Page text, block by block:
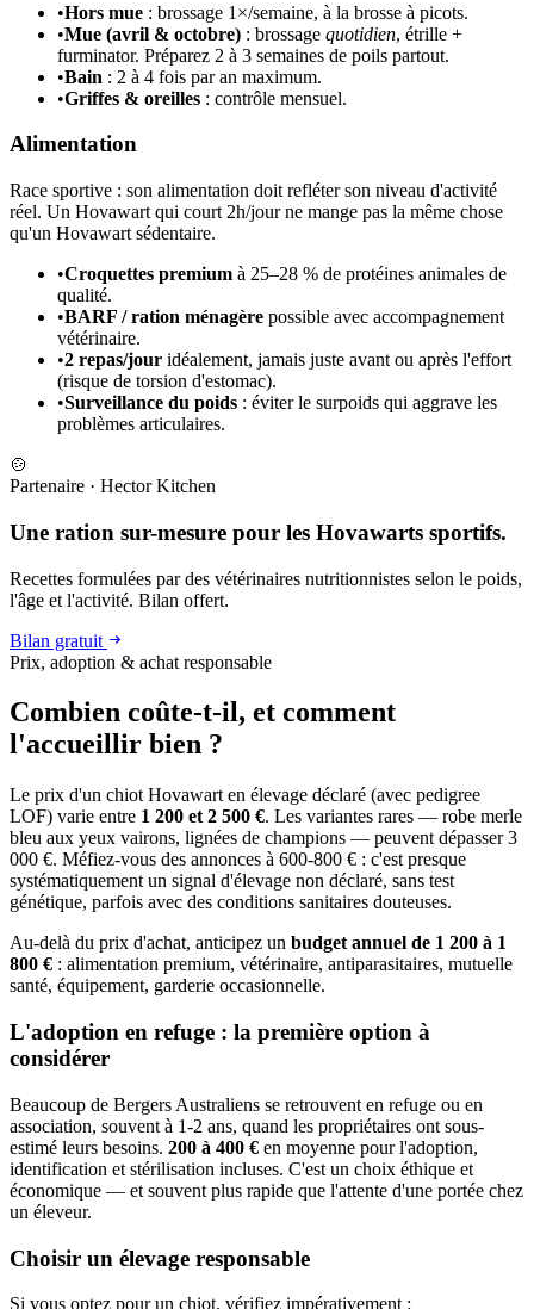
•Hors mue : brossage 1×/semaine, à la brosse à picots.
•Mue (avril & octobre) : brossage quotidien, étrille +
furminator. Préparez 2 à 3 semaines de poils partout.
•Bain : 2 à 4 fois par an maximum.
•Griffes & oreilles : contrôle mensuel.
Alimentation
Race sportive : son alimentation doit refléter son niveau d'activité
réel. Un Hovawart qui court 2h/jour ne mange pas la même chose
qu'un Hovawart sédentaire.
•Croquettes premium à 25–28 % de protéines animales de
qualité.
•BARF / ration ménagère possible avec accompagnement
vétérinaire.
•2 repas/jour idéalement, jamais juste avant ou après l'effort
(risque de torsion d'estomac).
•Surveillance du poids : éviter le surpoids qui aggrave les
problèmes articulaires.
🍲
Partenaire · Hector Kitchen
Une ration sur-mesure pour les Hovawarts sportifs.
Recettes formulées par des vétérinaires nutritionnistes selon le poids,
l'âge et l'activité. Bilan offert.
Bilan gratuit
Prix, adoption & achat responsable
Combien coûte-t-il, et comment
l'accueillir bien ?
Le prix d'un chiot Hovawart en élevage déclaré (avec pedigree
LOF) varie entre 1 200 et 2 500 €. Les variantes rares — robe merle
bleu aux yeux vairons, lignées de champions — peuvent dépasser 3
000 €. Méfiez-vous des annonces à 600-800 € : c'est presque
systématiquement un signal d'élevage non déclaré, sans test
génétique, parfois avec des conditions sanitaires douteuses.
Au-delà du prix d'achat, anticipez un budget annuel de 1 200 à 1
800 € : alimentation premium, vétérinaire, antiparasitaires, mutuelle
santé, équipement, garderie occasionnelle.
L'adoption en refuge : la première option à
considérer
Beaucoup de Bergers Australiens se retrouvent en refuge ou en
association, souvent à 1-2 ans, quand les propriétaires ont sous-
estimé leurs besoins. 200 à 400 € en moyenne pour l'adoption,
identification et stérilisation incluses. C'est un choix éthique et
économique — et souvent plus rapide que l'attente d'une portée chez
un éleveur.
Choisir un élevage responsable
Si vous optez pour un chiot, vérifiez impérativement :